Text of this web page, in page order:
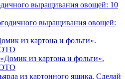
выращивания овощей: 10
из картона и фольги».
из картонного ящика. Сделай